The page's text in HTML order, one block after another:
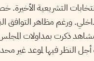
التشريعية
ورغم مظاهر
ذكرت بمداولات
النظر فيها لموعد غير